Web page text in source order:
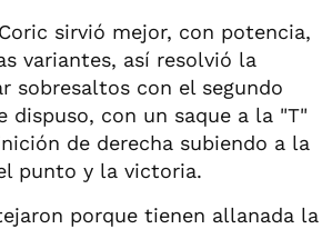
sirvió mejor, con potencia,
variantes, así resolvió la
sobresaltos con el segundo
dispuso, con un saque a la "T"
de derecha subiendo a la
punto y la victoria.
porque tienen allanada la